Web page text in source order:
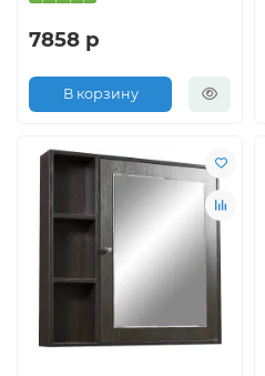
7858 р
В корзину